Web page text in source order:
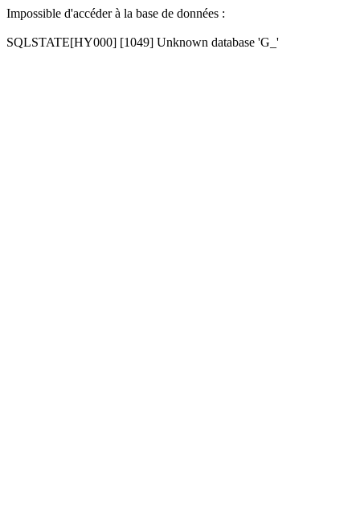
Impossible d'accéder à la base de données :
SQLSTATE[HY000] [1049] Unknown database 'G_'